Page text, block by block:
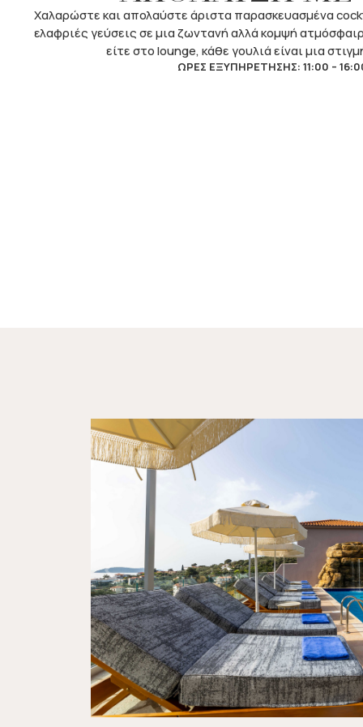
Χαλαρώστε και απολαύστε άριστα παρασκευασμένα
ελαφριές γεύσεις σε μια ζωντανή αλλά κομψή
είτε στο lounge, κάθε γουλιά είναι μια
ΩΡΕΣ ΕΞΥΠΗΡΕΤΗΣΗΣ: 11:00 –